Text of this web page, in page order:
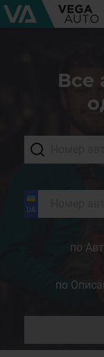
Все
по
по